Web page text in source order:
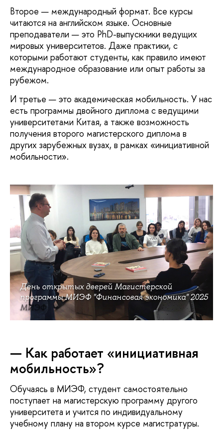
Второе — международный формат. Все курсы
читаются на английском языке. Основные
преподаватели — это PhD-выпускники ведущих
мировых университетов. Даже практики, с
которыми работают студенты, как правило имеют
международное образование или опыт работы за
рубежом.
И третье — это академическая мобильность. У нас
есть программы двойного диплома с ведущими
университетами Китая, а также возможность
получения второго магистерского диплома в
других зарубежных вузах, в рамках «инициативной
мобильности».
День открытых дверей Магистерской
программы МИЭФ "Финансовая экономика" 2025
МИЭФ
— Как работает «инициативная
мобильность»?
Обучаясь в МИЭФ, студент самостоятельно
поступает на магистерскую программу другого
университета и учится по индивидуальному
учебному плану на втором курсе магистратуры.